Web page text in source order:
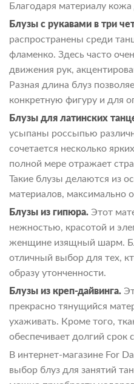
Благодаря материалу
Блузы с рукавами в три
распространены среди
фламенко. Здесь часто
движения рук,
Разная длина блуз
конкретную фигуру и для
Блузы для латинских
усыпаны россыпью
сочетается несколько
полной мере отражает
Такие блузы делаются из
материалов,
Блузы из гипюра. Этот
нежностью, красотой и
женщине изящный шарм.
отличный выбор для тех,
образу утонченности.
Блузы из креп-дайвинга.
прекрасно тянущийся
ухаживать. Кроме того,
обеспечивает долгий
В интернет-магазине For
выбор блуз для занятий